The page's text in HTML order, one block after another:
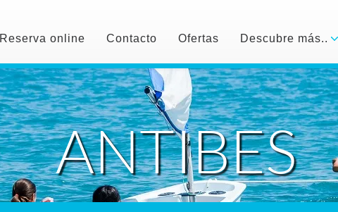
Reserva online Contacto Ofertas Descubre más..
ANTIBES